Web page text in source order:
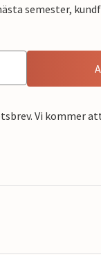
semester,
Vi kommer